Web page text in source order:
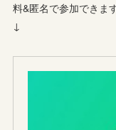
料&匿名で参加できま
↓